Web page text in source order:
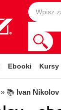
Ebooki Kursy
» 📚 Ivan Nikolov